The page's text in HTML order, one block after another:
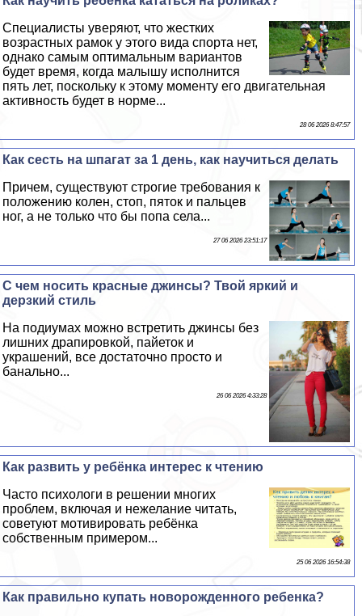
Специалисты уверяют, что жестких
возрастных рамок у этого вида спорта нет,
однако самым оптимальным вариантов
будет время, когда малышу исполнится
пять лет, поскольку к этому моменту его двигательная
активность будет в норме...
28 06 2026 8:47:57
Как сесть на шпагат за 1 день, как научиться делать
Причем, существуют строгие требования к
положению колен, стоп, пяток и пальцев
ног, а не только что бы попа села...
27 06 2026 23:51:17
С чем носить красные джинсы? Твой яркий и
дерзкий стиль
На подиумах можно встретить джинсы без
лишних драпировкой, пайеток и
украшений, все достаточно просто и
бaнaльно...
26 06 2026 4:33:28
Как развить у ребёнка интерес к чтению
Часто психологи в решении многих
проблем, включая и нежелание читать,
советуют мотивировать ребёнка
собственным примером...
25 06 2026 16:54:38
Как правильно купать новорожденного ребенка?